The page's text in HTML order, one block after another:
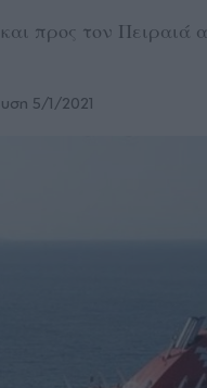
προς τον Πειραιά
5/1/2021